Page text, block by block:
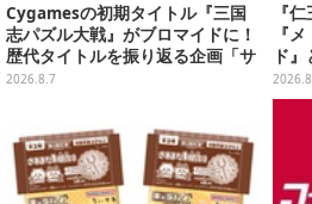
Cygamesの初期タイトル『三国
志パズル大戦』がブロマイドに！
歴代タイトルを振り返る企画「サ
イゲームス メモリーズ」との連動
2026.8.7
『
『
ド
『メ
9円